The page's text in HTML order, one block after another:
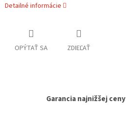
Detailné informácie
OPÝTAŤ SA ZDIEĽAŤ
Garancia najnižšej ceny